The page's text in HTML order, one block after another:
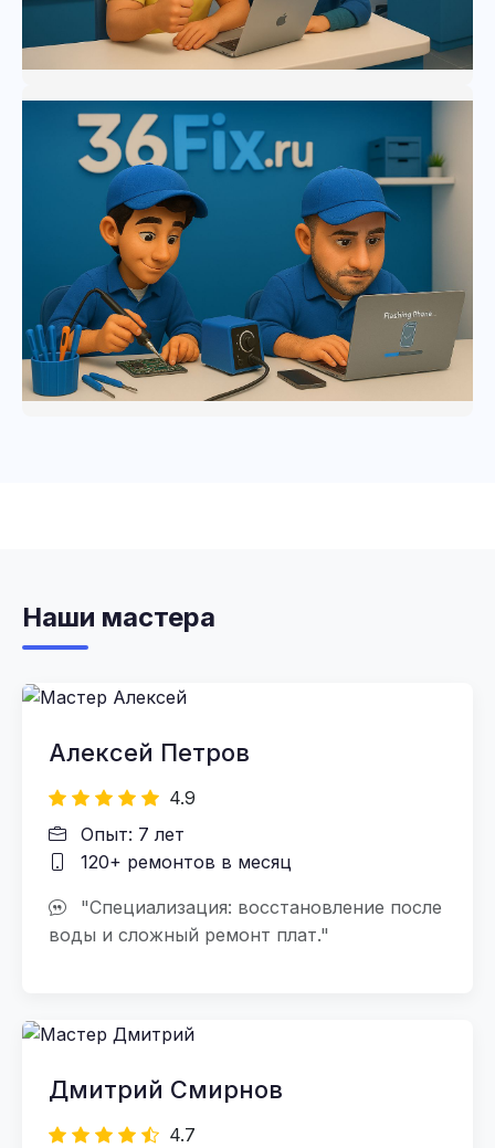
Наши мастера
Алексей Петров
4.9
Опыт: 7 лет
120+ ремонтов в месяц
"Специализация: восстановление после
воды и сложный ремонт плат."
Дмитрий Смирнов
4.7